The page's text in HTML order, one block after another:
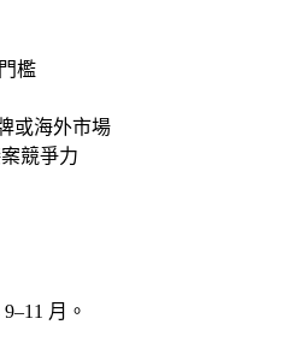
檻
或海外市場
競爭力
月。